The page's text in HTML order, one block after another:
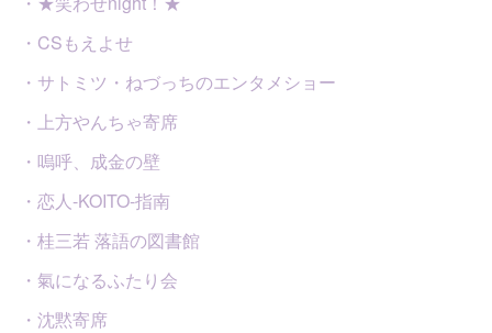
・CSもえよせ
・サトミツ・ねづっちのエンタメショー
・上方やんちゃ寄席
・嗚呼、成金の壁
・恋人-KOITO-指南
・桂三若 落語の図書館
・氣になるふたり会
・沈黙寄席